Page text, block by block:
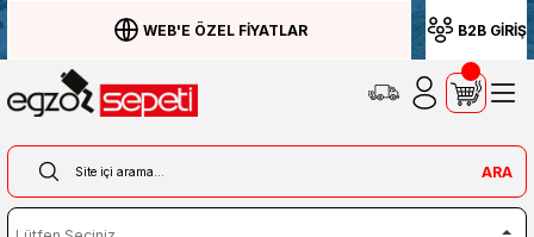
WEB'E ÖZEL FİYATLAR B2B GİRİŞ
ARA